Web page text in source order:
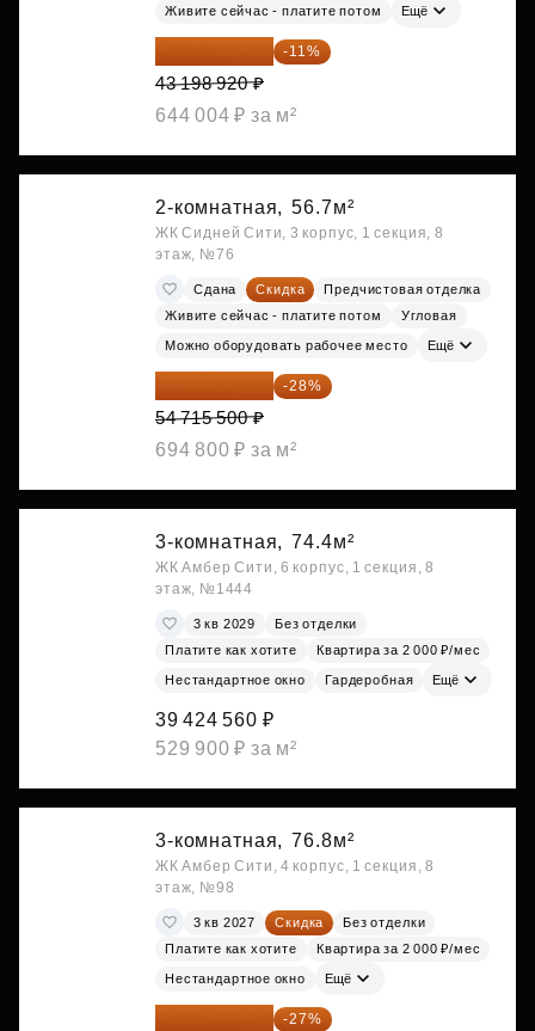
Живите сейчас - платите потом Ещё
38 447 039 ₽ -11%
43 198 920 ₽
644 004 ₽ за м²
2-комнатная, 56.7м²
ЖК Сидней Сити, 3 корпус, 1 секция, 8
этаж, №76
Сдана Скидка
Предчистовая отделка
Живите сейчас - платите потом
Угловая
Можно оборудовать рабочее место Ещё
39 395 160 ₽ -28%
54 715 500 ₽
694 800 ₽ за м²
3-комнатная, 74.4м²
ЖК Амбер Сити, 6 корпус, 1 секция, 8
этаж, №1444
3 кв 2029
Без отделки
Платите как хотите
Квартира за 2 000 ₽/мес
Нестандартное окно Гардеробная Ещё
39 424 560 ₽
529 900 ₽ за м²
3-комнатная, 76.8м²
ЖК Амбер Сити, 4 корпус, 1 секция, 8
этаж, №98
3 кв 2027 Скидка
Без отделки
Платите как хотите
Квартира за 2 000 ₽/мес
Нестандартное окно Ещё
41 537 818 ₽ -27%